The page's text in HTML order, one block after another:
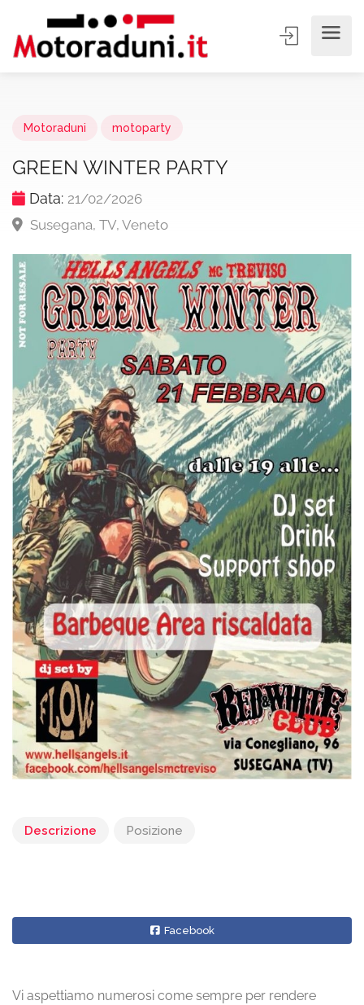
Motoraduni motoparty
GREEN WINTER PARTY
Data: 21/02/2026
Susegana, TV, Veneto
Descrizione Posizione
Facebook
Vi aspettiamo numerosi come sempre per rendere